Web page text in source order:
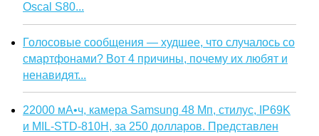
Oscal S80...
Голосовые сообщения — худшее, что случалось со
смартфонами? Вот 4 причины, почему их любят и
ненавидят...
22000 мА•ч, камера Samsung 48 Мп, стилус, IP69K
и MIL-STD-810H, за 250 долларов. Представлен